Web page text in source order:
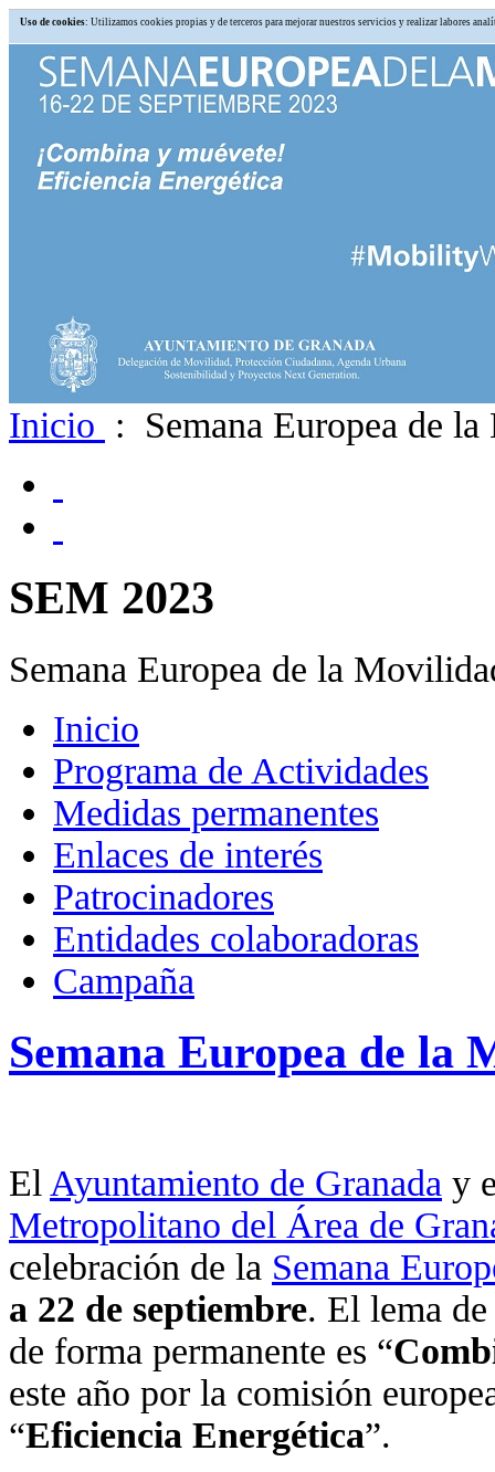
Uso de cookies: Utilizamos cookies propias y de terceros para mejorar nuestros servicios y realizar labores
Inicio : Semana Europea de
SEM 2023
Semana Europea de la
Inicio
Programa de Actividades
Medidas permanentes
Enlaces de interés
Patrocinadores
Entidades colaboradoras
Campaña
Semana Europea de la
El Ayuntamiento de Granada y
Metropolitano del Área de
celebración de la Semana
a 22 de septiembre. El lema de
de forma permanente es “
este año por la comisión
“Eficiencia Energética”.